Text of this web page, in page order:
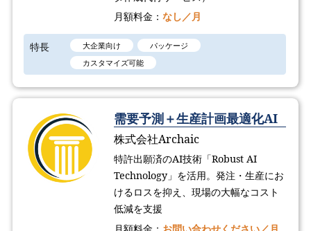
月額料金： なし／月
特長 大企業向け
パッケージ
カスタマイズ可能
需要予測＋生産計画最適化AI
株式会社Archaic
特許出願済のAI技術「Robust AI
Technology​」を活用。発注・生産にお
けるロスを抑え、現場の大幅なコスト
低減を支援
月額料金： お問い合わせください／月